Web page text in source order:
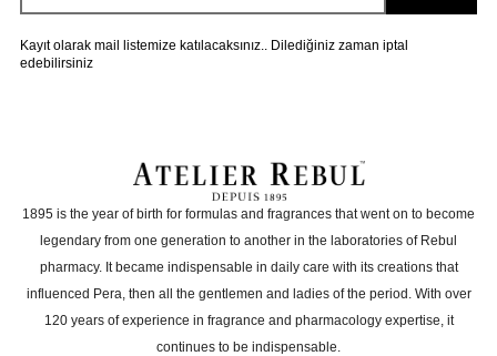
Kayıt olarak mail listemize katılacaksınız.. Dilediğiniz zaman iptal
edebilirsiniz
1895 is the year of birth for formulas and fragrances that went on to become
legendary from one generation to another in the laboratories of Rebul
pharmacy. It became indispensable in daily care with its creations that
influenced Pera, then all the gentlemen and ladies of the period. With over
120 years of experience in fragrance and pharmacology expertise, it
continues to be indispensable.